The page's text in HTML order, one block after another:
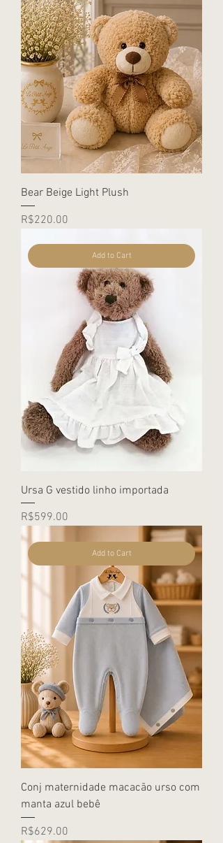
Bear Beige Light Plush
Price
R$220.00
Add to Cart
Ursa G vestido linho importada
Price
R$599.00
Add to Cart
Conj maternidade macacão urso com
manta azul bebê
Price
R$629.00